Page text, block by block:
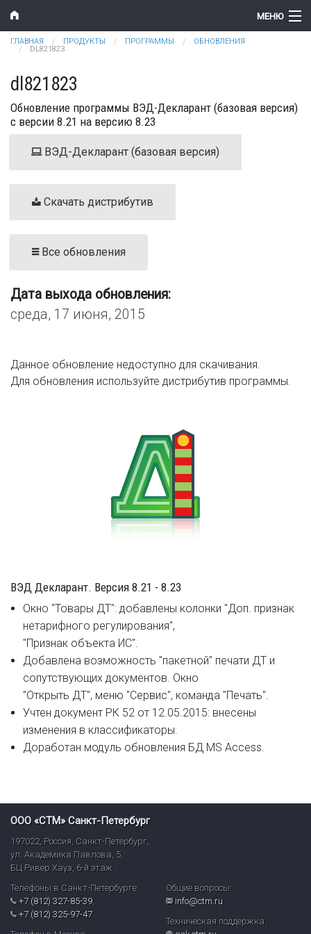
Перейти к основному содержанию
МЕНЮ
Компания
Новости
Продукты
Поддержка
Контакты
Вы здесь
ГЛАВНАЯ ПРОДУКТЫ ПРОГРАММЫ
ОБНОВЛЕНИЯ
DL821823
dl821823
Обновление программы ВЭД-Декларант (базовая версия)
с версии 8.21 на версию 8.23
ВЭД-Декларант (базовая версия)
Скачать дистрибутив
Все обновления
Дата выхода обновления:
среда, 17 июня, 2015
Данное обновление недоступно для скачивания.
Для обновления используйте дистрибутив программы.
ВЭД Декларант. Версия 8.21 - 8.23
Окно "Товары ДТ": добавлены колонки "Доп. признак
нетарифного регулирования",
"Признак объекта ИС".
Добавлена возможность "пакетной" печати ДТ и
сопутствующих документов. Окно
"Открыть ДТ", меню "Сервис", команда "Печать".
Учтен документ РК 52 от 12.05.2015: внесены
изменения в классификаторы.
Доработан модуль обновления БД MS Access.
ООО «СТМ» Санкт-Петербург
197022, Россия Санкт-Петербург
ул. Академика Павлова, 5,
БЦ Ривер Хауз 6-й этаж
Телефоны в Санкт-Петербурге:
+7 (812) 327-85-39,
+7 (812) 325-97-47
Общие вопросы:
info@ctm.ru
Техническая поддержка: